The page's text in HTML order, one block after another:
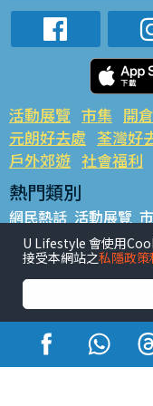
活動展覽 市集 開倉
元朗好去處 荃灣好
戶外郊遊 社會福利
熱門類別
網民熱話 活動展覽
銅鑼灣好去處 元朗好
餐廳情報 戶外郊遊
熱門標籤
#UGO搵好去處 #人
#親子玩樂好去處
#UJetso禮物放送
U Lifestyle 會使用
接受本網站之私隱政